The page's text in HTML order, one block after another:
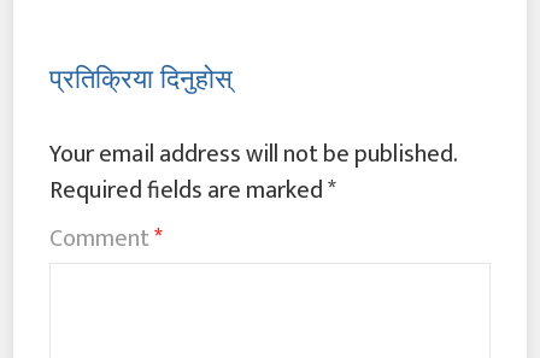
प्रतिक्रिया दिनुहोस्
Your email address will not be published.
Required fields are marked*
Comment*